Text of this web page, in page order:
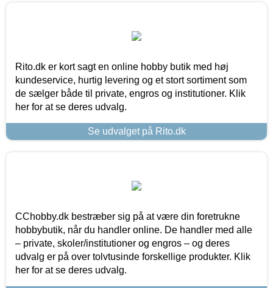
Rito.dk er kort sagt en online hobby butik med høj
kundeservice, hurtig levering og et stort sortiment som
de sælger både til private, engros og institutioner. Klik
her for at se deres udvalg.
Se udvalget på Rito.dk
CChobby.dk bestræber sig på at være din foretrukne
hobbybutik, når du handler online. De handler med alle
– private, skoler/institutioner og engros – og deres
udvalg er på over tolvtusinde forskellige produkter. Klik
her for at se deres udvalg.